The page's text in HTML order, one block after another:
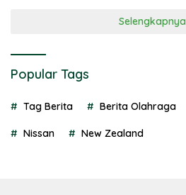
Selengkapnya
Popular Tags
Tag Berita Berita Olahraga
Nissan New Zealand